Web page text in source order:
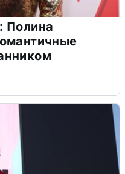
Полина